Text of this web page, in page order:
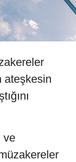
ateşkesin
ve